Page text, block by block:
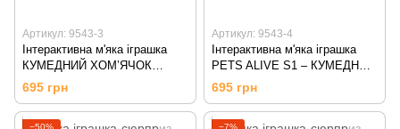
Артикул: 9543-3
Інтерактивна м'яка іграшка
КУМЕДНИЙ ХОМ’ЯЧОК
(фіолетовий) PETS ALIVE S1
695 грн
Артикул: 9543-4
Інтерактивна м'яка іграшка
PETS ALIVE S1 – КУМЕДНИЙ
ХОМ’ЯЧОК (помаранчевий)
695 грн